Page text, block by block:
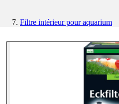
Filtre intérieur pour aquarium